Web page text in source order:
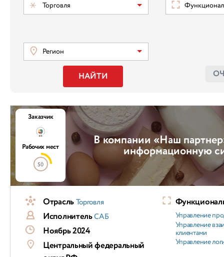
Торговля
Регион
НАЙТИ
В компании «Наш
информационную
Заказчик
Рабочих мест
50
ОтрасльТорговля
ИсполнительСАБ
Ноябрь 2024
Центральный федеральный
Управление
Управление
клиентами
Управление